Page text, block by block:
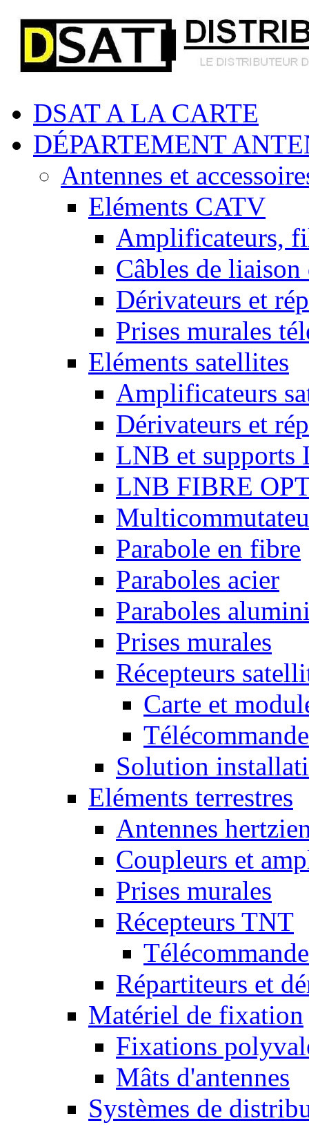
DSAT A LA CARTE
DÉPARTEMENT
Antennes et
Eléments CATV
Amplificateurs,
Câbles de liaison
Dérivateurs et
Prises murales
Eléments satellites
Amplificateurs
Dérivateurs et
LNB et supports
LNB FIBRE
Parabole en fibre
Paraboles acier
Paraboles
Prises murales
Récepteurs
Carte et
Solution
Eléments terrestres
Antennes
Coupleurs et
Prises murales
Récepteurs TNT
Répartiteurs et
Matériel de fixation
Fixations
Mâts d'antennes
Systèmes de